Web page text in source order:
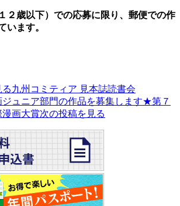
歳以下）での応募に限り、 郵便での作
います。
九州コミティア 見本誌読書会
ュニア部門の作品を募集します★第７
漫画大賞次の投稿を見る